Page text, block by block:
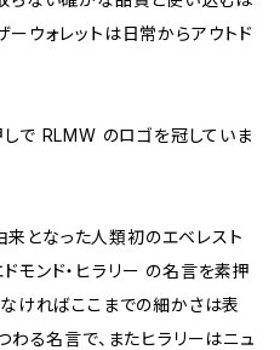
ウォレットは日常からアウトド
で RLMW のロゴを冠していま
となった人類初のエベレスト
モンド・ヒラリー の名言を素押
なければここまでの細かさは表
わる名言で、またヒラリーはニュ